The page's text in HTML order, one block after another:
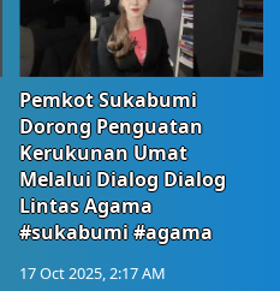
Pemkot Sukabumi
Dorong Penguatan
Kerukunan Umat
Melalui Dialog Dialog
Lintas Agama
#sukabumi #agama
17 Oct 2025, 2:17 AM